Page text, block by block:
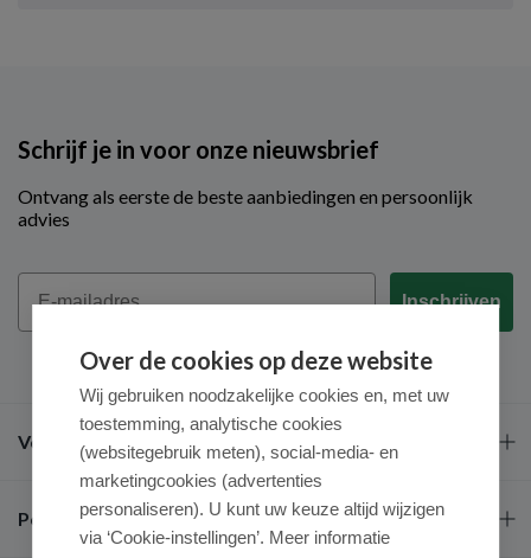
Schrijf je in voor onze nieuwsbrief
Ontvang als eerste de beste aanbiedingen en persoonlijk
advies
Email
Inschrijven
Veel gestelde vragen
Populaire merken
Over de cookies op deze website
Wij gebruiken noodzakelijke cookies en, met uw
toestemming, analytische cookies
(websitegebruik meten), social-media- en
marketingcookies (advertenties
personaliseren). U kunt uw keuze altijd wijzigen
via ‘Cookie-instellingen’. Meer informatie